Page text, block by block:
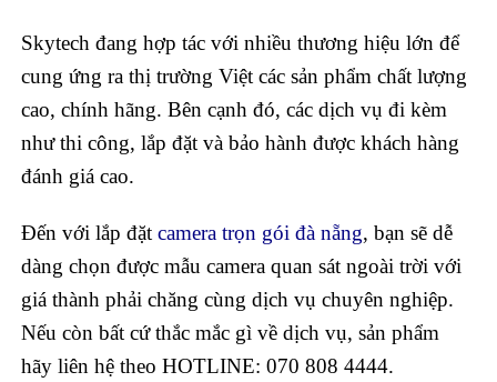
Skytech đang hợp tác với nhiều thương hiệu lớn để
cung ứng ra thị trường Việt các sản phẩm chất lượng
cao, chính hãng. Bên cạnh đó, các dịch vụ đi kèm
như thi công, lắp đặt và bảo hành được khách hàng
đánh giá cao.
Đến với lắp đặtcamera trọn gói đà nẵng, bạn sẽ dễ
dàng chọn được mẫu camera quan sát ngoài trời với
giá thành phải chăng cùng dịch vụ chuyên nghiệp.
Nếu còn bất cứ thắc mắc gì về dịch vụ, sản phẩm
hãy liên hệ theo HOTLINE: 070 808 4444.